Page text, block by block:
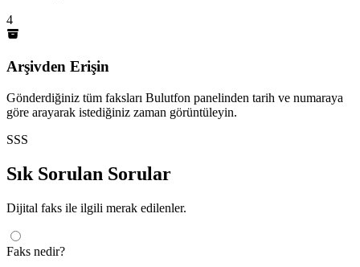
4
Arşivden Erişin
Gönderdiğiniz tüm faksları Bulutfon panelinden tarih ve numaraya
göre arayarak istediğiniz zaman görüntüleyin.
SSS
Sık Sorulan Sorular
Dijital faks ile ilgili merak edilenler.
Faks nedir?